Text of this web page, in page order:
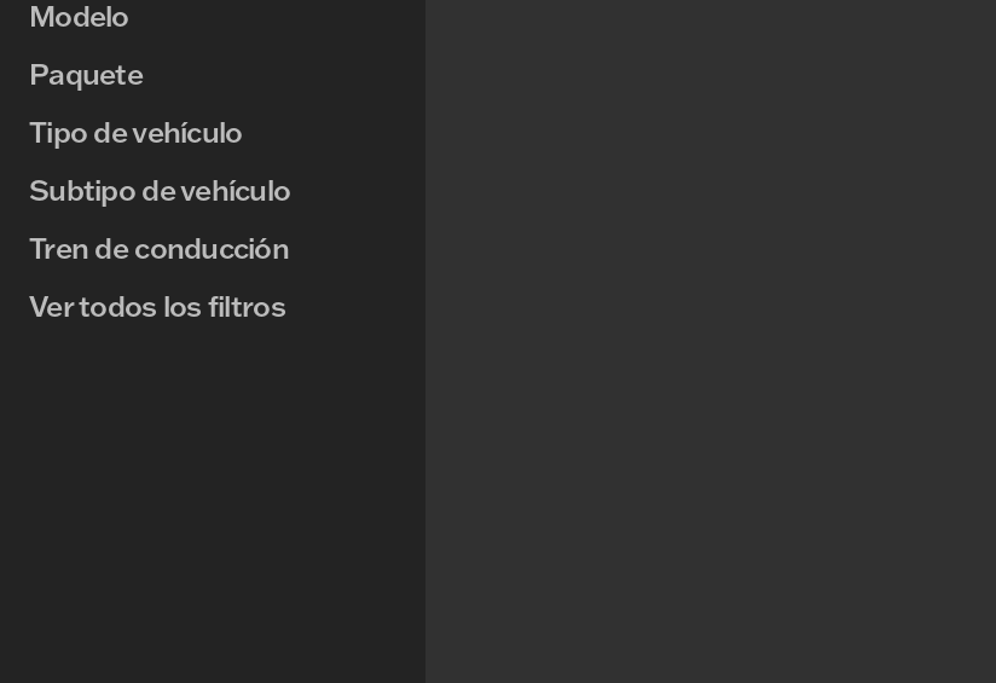
Modelo
Paquete
Tipo de vehículo
Subtipo de vehículo
Tren de conducción
Ver todos los filtros